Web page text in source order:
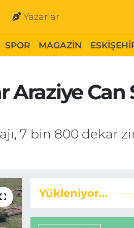
Yazarlar
SPOR MAGAZİN
Araziye Can
7 bin 800 dekar
Yükleniyor...